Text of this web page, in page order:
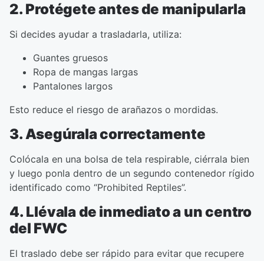
2. Protégete antes de manipularla
Si decides ayudar a trasladarla, utiliza:
Guantes gruesos
Ropa de mangas largas
Pantalones largos
Esto reduce el riesgo de arañazos o mordidas.
3. Asegúrala correctamente
Colócala en una bolsa de tela respirable, ciérrala bien
y luego ponla dentro de un segundo contenedor rígido
identificado como “Prohibited Reptiles”.
4. Llévala de inmediato a un centro
del FWC
El traslado debe ser rápido para evitar que recupere